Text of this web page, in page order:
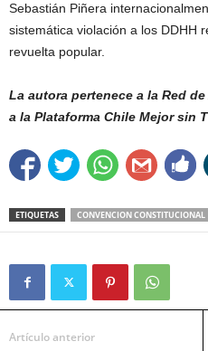
Sebastián Piñera
sistemática violación a los DDHH
revuelta popular.
La autora pertenece a la Red
a la Plataforma Chile Mejor sin
ETIQUETAS CONVENCION CONSTITUCIONAL
Artículo anterior